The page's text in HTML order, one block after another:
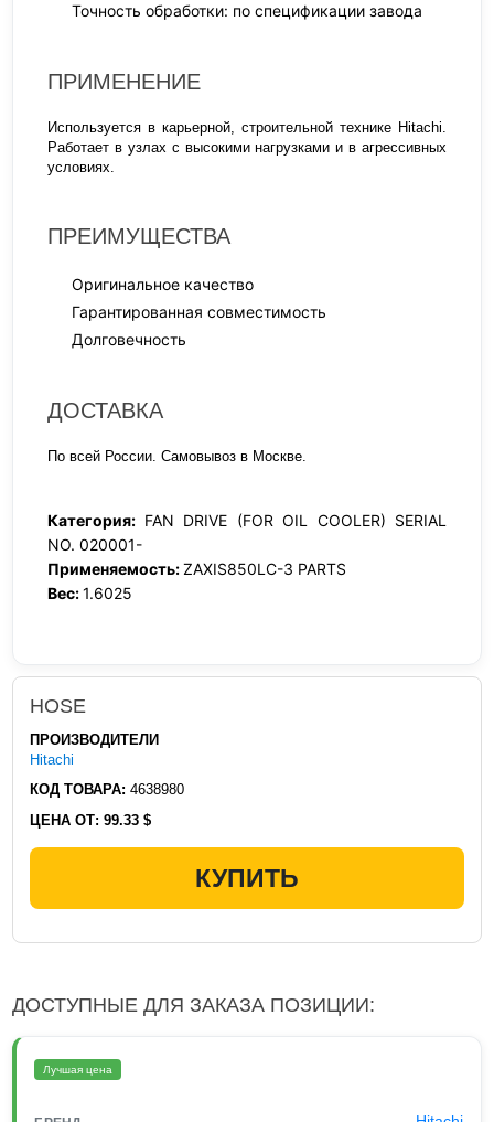
Точность обработки: по спецификации завода
ПРИМЕНЕНИЕ
Используется в карьерной, строительной технике Hitachi.
Работает в узлах с высокими нагрузками и в агрессивных
условиях.
ПРЕИМУЩЕСТВА
Оригинальное качество
Гарантированная совместимость
Долговечность
ДОСТАВКА
По всей России. Самовывоз в Москве.
Категория: FAN DRIVE (FOR OIL COOLER) SERIAL
NO. 020001-
Применяемость:ZAXIS850LC-3 PARTS
Вес:1.6025
HOSE
ПРОИЗВОДИТЕЛИ
Hitachi
КОД ТОВАРА: 4638980
ЦЕНА ОТ: 99.33 $
КУПИТЬ
ДОСТУПНЫЕ ДЛЯ ЗАКАЗА ПОЗИЦИИ:
Лучшая цена